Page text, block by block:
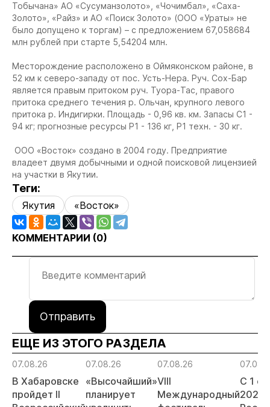
Тобычана» АО «Сусуманзолото», «Чочимбал», «Саха-
Золото», «Райз» и АО «Поиск Золото» (ООО «Ураты» не
было допущено к торгам) – с предложением 67,058684
млн рублей при старте 5,54204 млн.
Месторождение расположено в Оймяконском районе, в
52 км к северо-западу от пос. Усть-Нера. Руч. Сох-Бар
является правым притоком руч. Туора-Тас, правого
притока среднего течения р. Ольчан, крупного левого
притока р. Индигирки. Площадь - 0,96 кв. км. Запасы C1 -
94 кг; прогнозные ресурсы Р1 - 136 кг, Р1 техн. - 30 кг.
ООО «Восток» создано в 2004 году. Предприятие
владеет двумя добычными и одной поисковой лицензией
на участки в Якутии.
Теги:
Якутия «Восток»
КОММЕНТАРИИ (0)
Отправить
ЕЩЕ ИЗ ЭТОГО РАЗДЕЛА
07.08.26
В Хабаровске
пройдет II
07.08.26
«Высочайший»
планирует
07.08.26
VIII
Международный
С 1
2026